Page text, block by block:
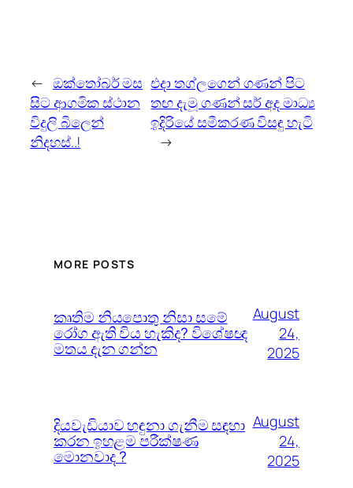
← ඔක්තෝබර් මස
සිට ආගමික ස්ථාන
විදුලි බිලෙන්
නිදහස්..!
එදා තග්ලගෙන් ගණන් පිට
තඟ දැමූ ගණන් සර් අද මාධ්‍ය
ඉදිරියේ සමීකරණ විසඳු හැටි
→
MORE POSTS
කෘතිම නියපොතු නිසා සමේ
රෝග ඇති විය හැකිද? විශේෂඥ
මතය දැන ගන්න
August
24,
2025
දියවැඩියාව හඳුනා ගැනීම සඳහා
කරන ඉහළම පරීක්ෂණ
මොනවාද ?
August
24,
2025